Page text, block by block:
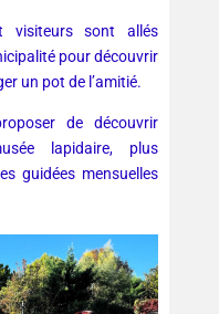
visiteurs sont allés
pour découvrir
un pot de l’amitié.
de découvrir
lapidaire, plus
guidées mensuelles